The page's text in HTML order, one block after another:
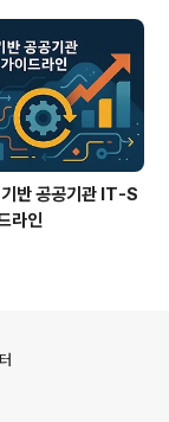
반 공공기관 IT-S
라인